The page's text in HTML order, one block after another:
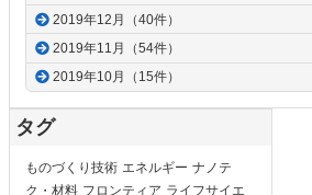
2019年12月（40件）
2019年11月（54件）
2019年10月（15件）
タグ
ものづくり技術 エネルギー ナノテ
ク・材料 フロンティア ライフサイエ